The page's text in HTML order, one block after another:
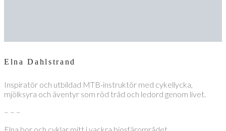
Elna Dahlstrand
Inspiratör och utbildad MTB-instruktör med cykellycka,
mjölksyra och äventyr som röd tråd och ledord genom livet.
– – –